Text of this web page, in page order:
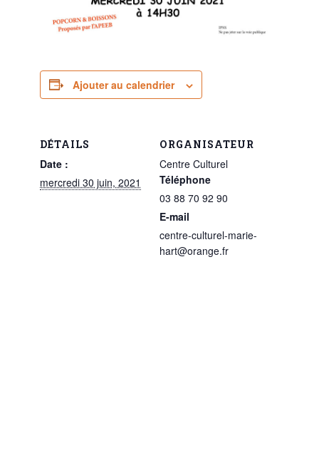
Ajouter au calendrier
DÉTAILS
Date :
mercredi 30 juin, 2021
ORGANISATEUR
Centre Culturel
Téléphone
03 88 70 92 90
E-mail
centre-culturel-marie-
hart@orange.fr